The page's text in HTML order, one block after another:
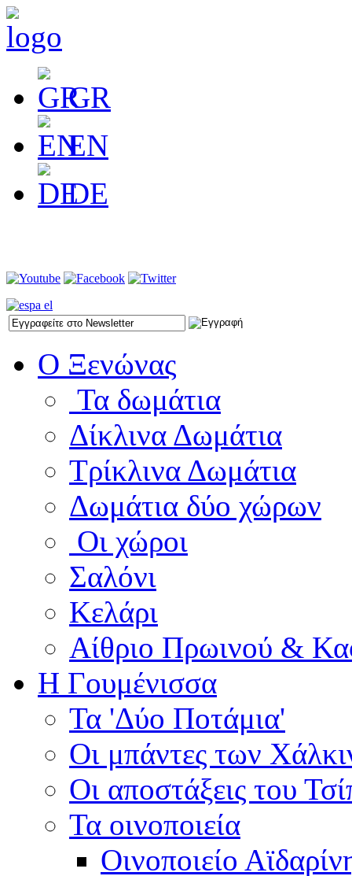
GR
EN
DE
Ο Ξενώνας
Τα δωμάτια
Δίκλινα Δωμάτια
Τρίκλινα Δωμάτια
Δωμάτια δύο χώρων
Οι χώροι
Σαλόνι
Κελάρι
Αίθριο Πρωινού &
Η Γουμένισσα
Τα 'Δύο Ποτάμια'
Οι μπάντες των
Οι αποστάξεις του
Τα οινοποιεία
Οινοποιείο